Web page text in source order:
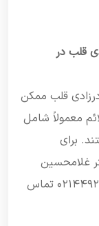
قلب در
قلب ممکن
معمولاً شامل
برای
غلامحسین
فاتحی از طریق سایت یا شماره تلفن ۰۲۱۴۴۹۲۴۰۴۲ تماس